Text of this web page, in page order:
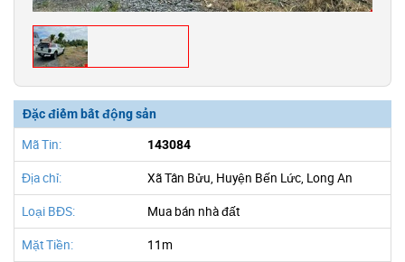
Đặc điểm bất động sản
Mã Tin: 143084
Địa chỉ: Xã Tân Bửu, Huyện Bến Lức, Long An
Loại BĐS: Mua bán nhà đất
Mặt Tiền: 11m